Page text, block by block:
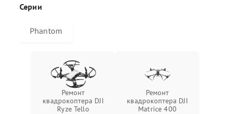
Серии
Phantom
Ремонт
квадрокоптера DJI
Ryze Tello
Ремонт
квадрокоптера DJI
Matrice 400